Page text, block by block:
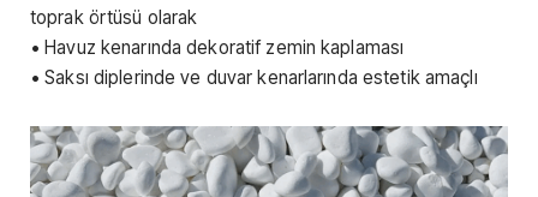
toprak örtüsü olarak
• Havuz kenarında dekoratif zemin kaplaması
• Saksı diplerinde ve duvar kenarlarında estetik amaçlı